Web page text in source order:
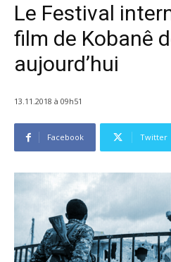
Le Festival
film de Kobanê
aujourd’hui
13.11.2018 à 09h51
Facebook Twitter